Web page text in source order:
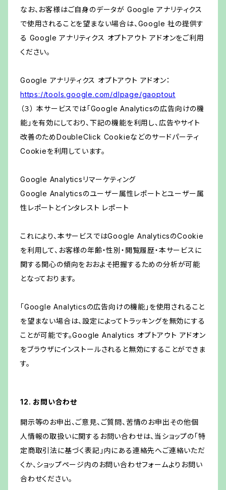
なお、お客様はご自身のデータが Google アナリティクス
で使用されることを望まない場合は、Google 社の提供す
る Google アナリティクス オプトアウト アドオンをご利用
ください。
Google アナリティクス オプトアウト アドオン：
https://tools.google.com/dlpage/gaoptout
（３） 本サービスでは「Google Analyticsの広告向けの機
能」を有効にしており、下記の機能を利用し、広告やサイト
改善のためDoubleClick Cookieなどのサードパーティ
Cookieを利用しています。
Google Analyticsリマーケティング
Google Analyticsのユーザー属性レポートとユーザー属
性レポートとインタレスト レポート
これにより、本サービスではGoogle AnalyticsのCookie
を利用して、お客様の年齢・性別・閲覧履歴・本サービスに
関する関心の傾向をおおよそ把握するための分析が可能
となっております。
「Google Analyticsの広告向けの機能」を使用されること
を望まない場合は、設定によってトラッキングを無効にする
ことが可能です。Google Analytics オプトアウト アドオン
をブラウザにインストールされると無効にすることができま
す。
12. お問い合わせ
開示等のお申出、ご意見、ご質問、苦情のお申出その他個
人情報の取扱いに関するお問い合わせは、当ショップの「特
定商取引法に基づく表記」内にある連絡先へご連絡いただ
くか、ショップページ内のお問い合わせフォームよりお問い
合わせください。